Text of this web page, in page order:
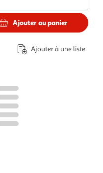
Ajouter au panier
Ajouter à une liste